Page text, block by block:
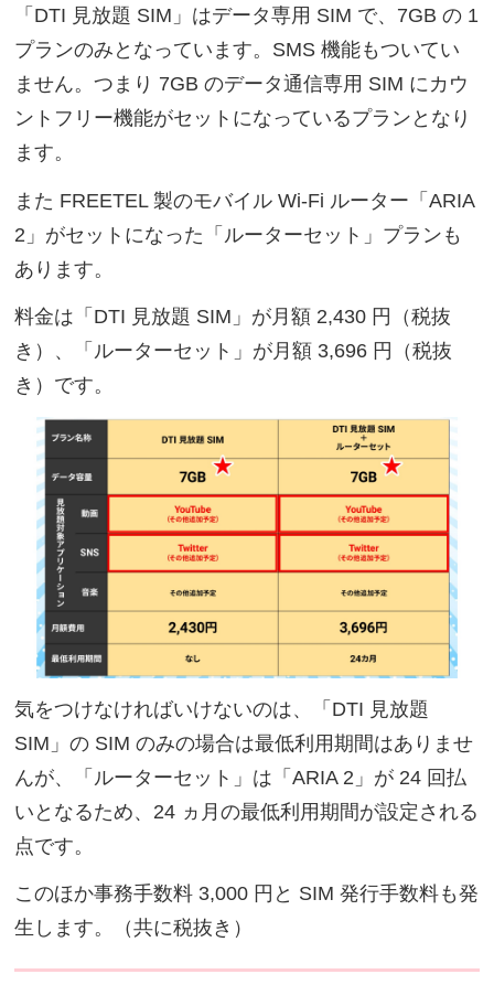
「DTI 見放題 SIM」はデータ専用 SIM で、7GB の 1
プランのみとなっています。SMS 機能もついてい
ません。つまり 7GB のデータ通信専用 SIM にカウ
ントフリー機能がセットになっているプランとなり
ます。
また FREETEL 製のモバイル Wi-Fi ルーター「ARIA
2」がセットになった「ルーターセット」プランも
あります。
料金は「DTI 見放題 SIM」が月額 2,430 円（税抜
き）、「ルーターセット」が月額 3,696 円（税抜
き）です。
気をつけなければいけないのは、「DTI 見放題
SIM」の SIM のみの場合は最低利用期間はありませ
んが、「ルーターセット」は「ARIA 2」が 24 回払
いとなるため、24 ヵ月の最低利用期間が設定される
点です。
このほか事務手数料 3,000 円と SIM 発行手数料も発
生します。（共に税抜き）